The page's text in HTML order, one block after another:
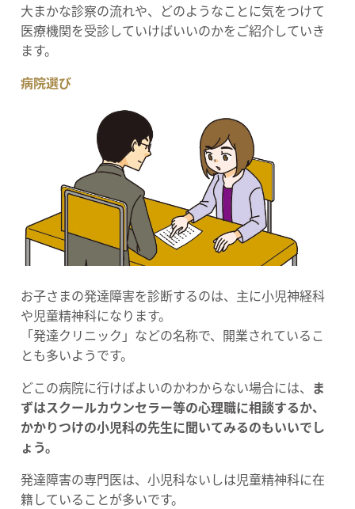
大まかな診察の流れや、どのようなことに気をつけて
医療機関を受診していけばいいのかをご紹介していき
ます。
病院選び
お子さまの発達障害を診断するのは、主に小児神経科
や児童精神科になります。
「発達クリニック」などの名称で、開業されているこ
とも多いようです。
どこの病院に行けばよいのかわからない場合には、 ま
ずはスクールカウンセラー等の心理職に相談するか、
かかりつけの小児科の先生に聞いてみるのもいいでし
ょう。
発達障害の専門医は、小児科ないしは児童精神科に在
籍していることが多いです。